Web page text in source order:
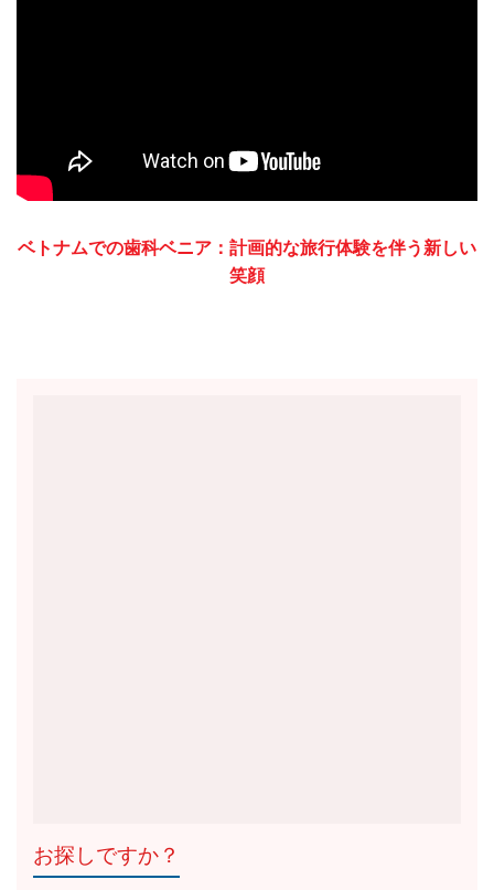
ベトナムでの歯科ベニア：計画的な旅行体験を伴う新しい
笑顔
お探しですか？